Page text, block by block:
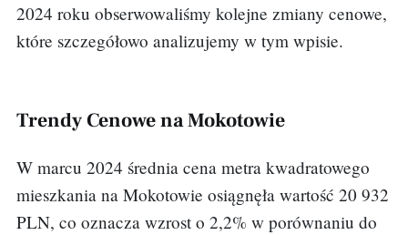
2024 roku obserwowaliśmy kolejne zmiany cenowe,
które szczegółowo analizujemy w tym wpisie.
Trendy Cenowe na Mokotowie
W marcu 2024 średnia cena metra kwadratowego
mieszkania na Mokotowie osiągnęła wartość 20 932
PLN, co oznacza wzrost o 2,2% w porównaniu do